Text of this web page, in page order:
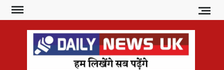
Skip
to
content